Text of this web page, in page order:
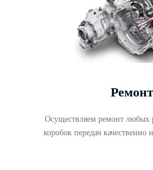
Ремонт
Осуществляем ремонт любых
коробок передач